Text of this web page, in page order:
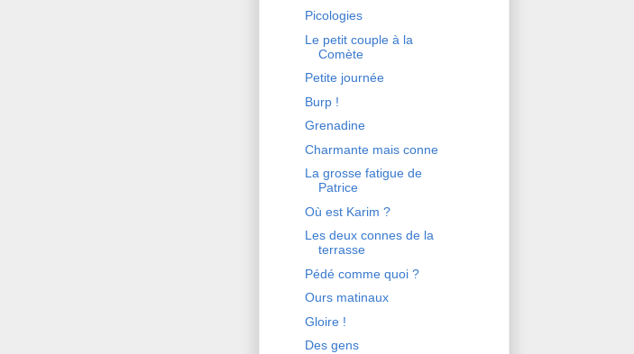
Picologies
Le petit couple à la
Comète
Petite journée
Burp !
Grenadine
Charmante mais conne
La grosse fatigue de
Patrice
Où est Karim ?
Les deux connes de la
terrasse
Pédé comme quoi ?
Ours matinaux
Gloire !
Des gens